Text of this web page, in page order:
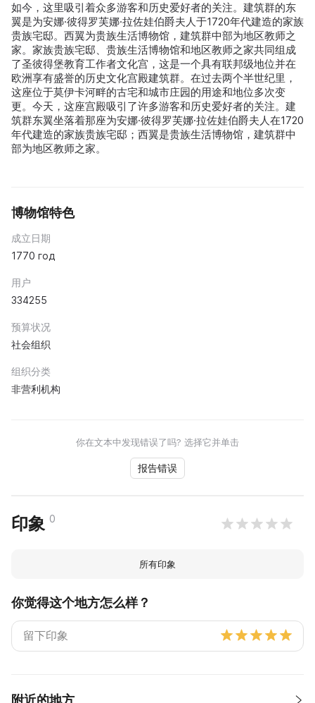
如今，这里吸引着众多游客和历史爱好者的关注。建筑群的东
翼是为安娜·彼得罗芙娜·拉佐娃伯爵夫人于1720年代建造的家族
贵族宅邸。西翼为贵族生活博物馆，建筑群中部为地区教师之
家。家族贵族宅邸、贵族生活博物馆和地区教师之家共同组成
了圣彼得堡教育工作者文化宫，这是一个具有联邦级地位并在
欧洲享有盛誉的历史文化宫殿建筑群。在过去两个半世纪里，
这座位于莫伊卡河畔的古宅和城市庄园的用途和地位多次变
更。今天，这座宫殿吸引了许多游客和历史爱好者的关注。建
筑群东翼坐落着那座为安娜·彼得罗芙娜·拉佐娃伯爵夫人在1720
年代建造的家族贵族宅邸；西翼是贵族生活博物馆，建筑群中
部为地区教师之家。
博物馆特色
成立日期
1770 год
用户
334255
预算状况
社会组织
组织分类
非营利机构
你在文本中发现错误了吗? 选择它并单击
报告错误
印象 0
所有印象
你觉得这个地方怎么样？
附近的地方